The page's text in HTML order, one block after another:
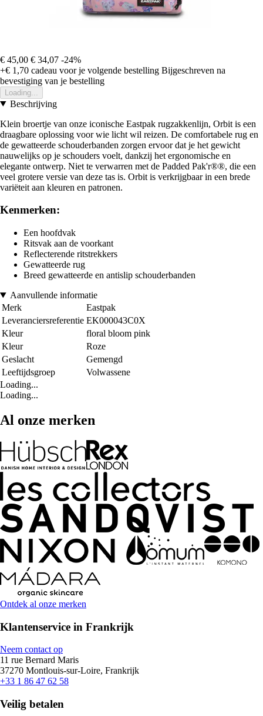
€ 45,00 € 34,07 -24%
+€ 1,70 cadeau voor je volgende bestelling Bijgeschreven na
bevestiging van je bestelling
Loading...
Beschrijving
Klein broertje van onze iconische Eastpak rugzakkenlijn, Orbit is een
draagbare oplossing voor wie licht wil reizen. De comfortabele rug en
de gewatteerde schouderbanden zorgen ervoor dat je het gewicht
nauwelijks op je schouders voelt, dankzij het ergonomische en
elegante ontwerp. Niet te verwarren met de Padded Pak'r®®, die een
veel grotere versie van deze tas is. Orbit is verkrijgbaar in een brede
variëteit aan kleuren en patronen.
Kenmerken:
Een hoofdvak
Ritsvak aan de voorkant
Reflecterende ritstrekkers
Gewatteerde rug
Breed gewatteerde en antislip schouderbanden
Aanvullende informatie
Merk
Eastpak
Leveranciersreferentie EK000043C0X
Kleur
floral bloom pink
Kleur
Roze
Geslacht
Gemengd
Leeftijdsgroep
Volwassene
Loading...
Loading...
Al onze merken
Ontdek al onze merken
Klantenservice in Frankrijk
Neem contact op
11 rue Bernard Maris
37270 Montlouis-sur-Loire, Frankrijk
+33 1 86 47 62 58
Veilig betalen